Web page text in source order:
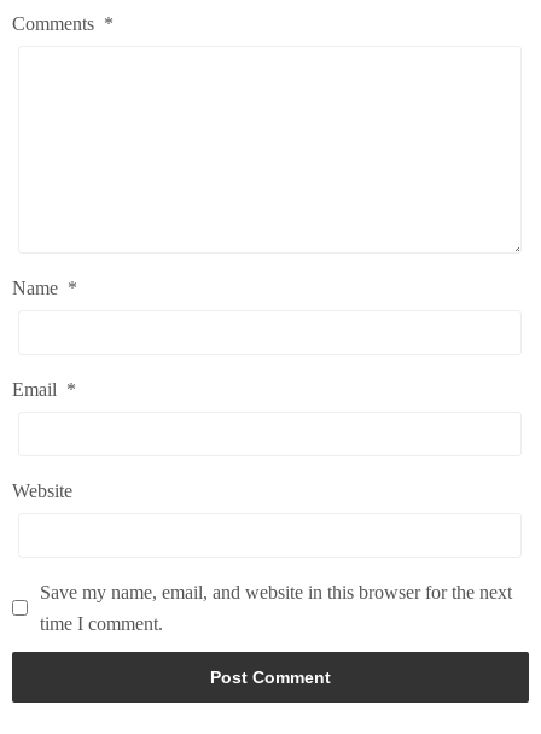
Comments *
Name *
Email *
Website
Save my name, email, and website in this browser for the next
time I comment.